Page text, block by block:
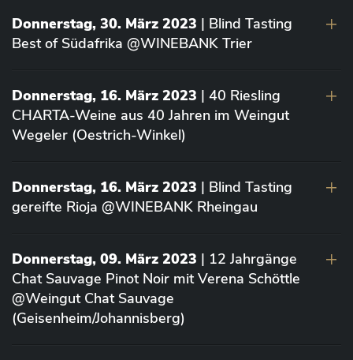
Donnerstag, 30. März 2023 | Blind Tasting
Best of Südafrika @WINEBANK Trier
Donnerstag, 16. März 2023 | 40 Riesling
CHARTA-Weine aus 40 Jahren im Weingut
Wegeler (Oestrich-Winkel)
Donnerstag, 16. März 2023 | Blind Tasting
gereifte Rioja @WINEBANK Rheingau
Donnerstag, 09. März 2023 | 12 Jahrgänge
Chat Sauvage Pinot Noir mit Verena Schöttle
@Weingut Chat Sauvage
(Geisenheim/Johannisberg)